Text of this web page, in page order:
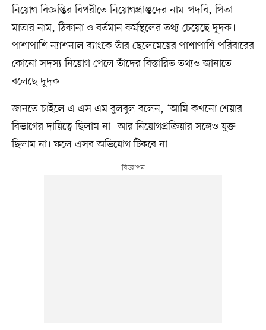
নিয়োগ বিজ্ঞপ্তির বিপরীতে নিয়োগপ্রাপ্তদের নাম-পদবি, পিতা-
মাতার নাম, ঠিকানা ও বর্তমান কর্মস্থলের তথ্য চেয়েছে দুদক।
পাশাপাশি ন্যাশনাল ব্যাংকে তাঁর ছেলেমেয়ের পাশাপাশি পরিবারের
কোনো সদস্য নিয়োগ পেলে তাঁদের বিস্তারিত তথ্যও জানাতে
বলেছে দুদক।
জানতে চাইলে এ এস এম বুলবুল বলেন, ‘আমি কখনো শেয়ার
বিভাগের দায়িত্বে ছিলাম না। আর নিয়োগপ্রক্রিয়ার সঙ্গেও যুক্ত
ছিলাম না। ফলে এসব অভিযোগ টিকবে না।